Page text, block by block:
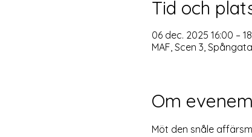
Tid och
06 dec. 2025 16:00 –
MAF, Scen 3,
Om
Möt den snåle